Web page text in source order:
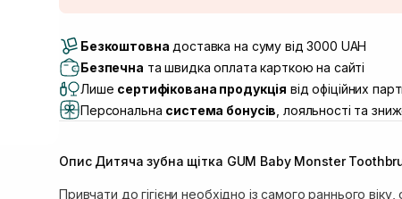
Самовивіз м. Луцьк, вул. Винниченка 4
Самовивіз м. Львів, вул. Академіка Підстригача, 1В
(Duck’s Lake)
Самовивіз м. Львів, вул. Івана Франка 36
Самовивіз м. Львів, вул. Степана Бандери 45
Самовивіз м. Рівне, вул. Кулика і Гудачека 23 (ТЦ
Безкоштовна доставка на суму від 3000 UAH
Безпечна та швидка оплата карткою на сайті
Лише сертифікована продукція від офіційних
Персональна система бонусів , лояльності та
Опис Дитяча зубна щітка GUM Baby Monster
Привчати до гігієни необхідно із самого раннього віку,